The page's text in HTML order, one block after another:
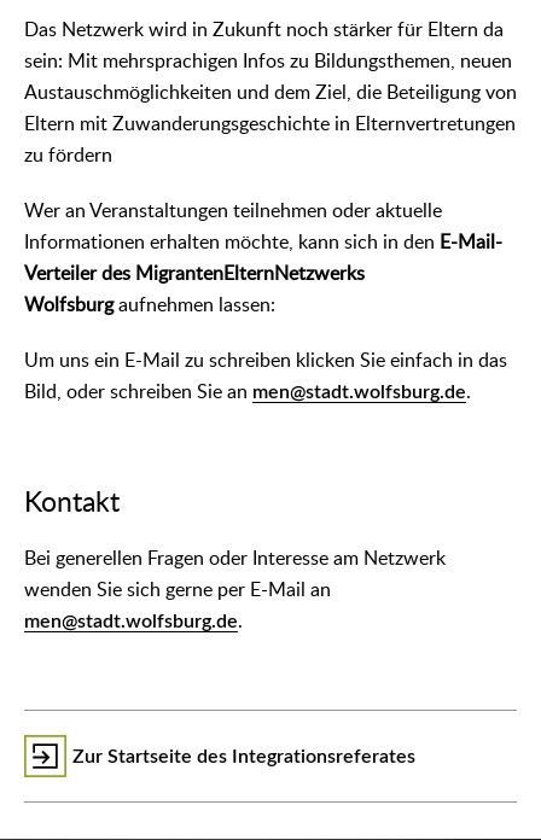
Das Netzwerk wird in Zukunft noch stärker für Eltern da
sein: Mit mehrsprachigen Infos zu Bildungsthemen, neuen
Austauschmöglichkeiten und dem Ziel, die Beteiligung von
Eltern mit Zuwanderungsgeschichte in Elternvertretungen
zu fördern
Wer an Veranstaltungen teilnehmen oder aktuelle
Informationen erhalten möchte, kann sich in den E-Mail-
Verteiler des MigrantenElternNetzwerks
Wolfsburgaufnehmen lassen:
Um uns ein E-Mail zu schreiben klicken Sie einfach in das
Bild, oder schreiben Sie an men@stadt.wolfsburg.de.
Kontakt
Bei generellen Fragen oder Interesse am Netzwerk
wenden Sie sich gerne per E-Mail an
men@stadt.wolfsburg.de.
Zur Startseite des Integrationsreferates